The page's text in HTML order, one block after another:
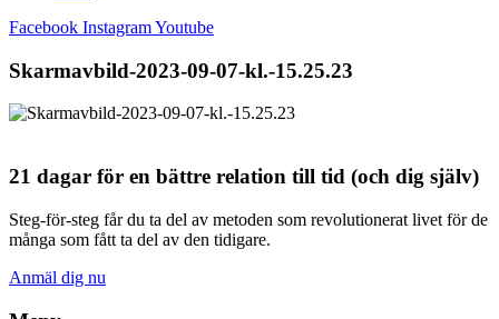
Facebook InstagramYoutube
Skarmavbild-2023-09-07-kl.-15.25.23
21 dagar för en bättre relation till tid (och dig själv)
Steg-för-steg får du ta del av metoden som revolutionerat livet för de
många som fått ta del av den tidigare.
Anmäl dig nu